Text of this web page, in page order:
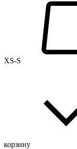
XS-S
корзину